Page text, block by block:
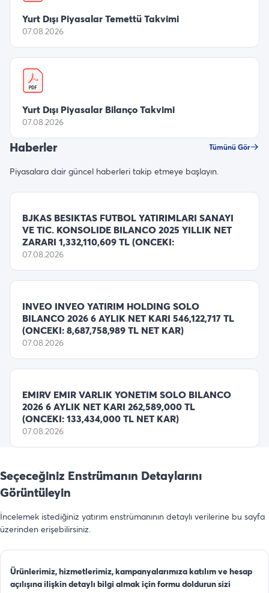
Yurt Dışı Piyasalar Temettü Takvimi
07.08.2026
Yurt Dışı Piyasalar Bilanço Takvimi
07.08.2026
Haberler Tümünü Gör
Piyasalara dair güncel haberleri takip etmeye başlayın.
BJKAS BESIKTAS FUTBOL YATIRIMLARI SANAYI
VE TIC. KONSOLIDE BILANCO 2025 YILLIK NET
ZARARI 1,332,110,609 TL (ONCEKI:
07.08.2026
INVEO INVEO YATIRIM HOLDING SOLO
BILANCO 2026 6 AYLIK NET KARI 546,122,717 TL
(ONCEKI: 8,687,758,989 TL NET KAR)
07.08.2026
EMIRV EMIR VARLIK YONETIM SOLO BILANCO
2026 6 AYLIK NET KARI 262,589,000 TL
(ONCEKI: 133,434,000 TL NET KAR)
07.08.2026
Seçeceğiniz Enstrümanın Detaylarını
Görüntüleyin
İncelemek istediğiniz yatırım enstrümanının detaylı verilerine bu sayfa
üzerinden erişebilirsiniz.
Ürünlerimiz, hizmetlerimiz, kampanyalarımıza katılım ve hesap
açılışına ilişkin detaylı bilgi almak için formu doldurun sizi